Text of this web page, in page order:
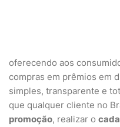
oferecendo aos
compras em prêmios em
simples, transparente e
que qualquer cliente no
promoção, realizar o